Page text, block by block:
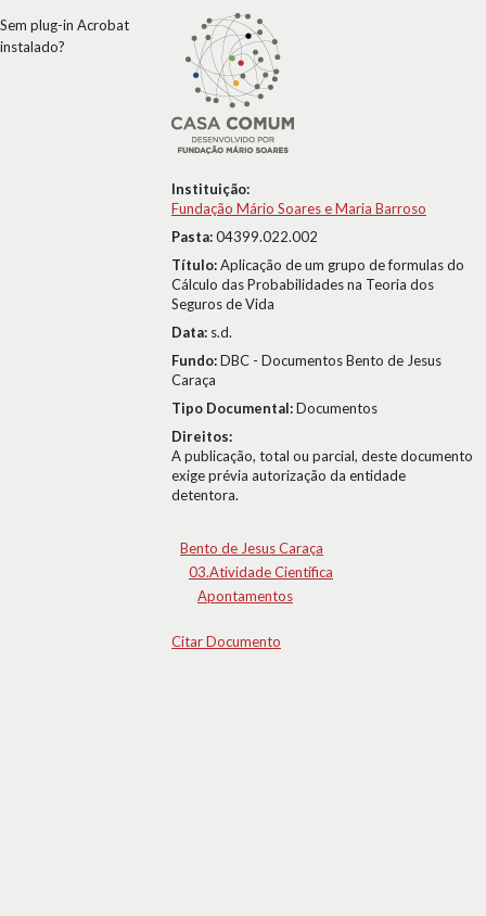
Instituição:
Fundação Mário Soares e Maria Barroso
Pasta:04399.022.002
Título:Aplicação de um grupo de formulas do
Cálculo das Probabilidades na Teoria dos
Seguros de Vida
Data: s.d.
Fundo:DBC - Documentos Bento de Jesus
Caraça
Tipo Documental:Documentos
Direitos:
A publicação, total ou parcial, deste documento
exige prévia autorização da entidade
detentora.
Bento de Jesus Caraça
03.Atividade Científica
Apontamentos
Citar Documento
Sem plug-in Acrobat
instalado?